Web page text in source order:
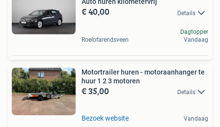
Auto huren kilometervrij
€ 40,00 Details
Roelofarendsveen
Dagtopper
Vandaag
Motortrailer huren - motoraanhanger te
huur 1 2 3 motoren
€ 35,00 Details
Bezoek website Vandaag